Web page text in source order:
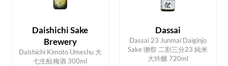
Daishichi Sake
Brewery
Daishichi Kimoto Umeshu 大
七生酛梅酒 300ml
ADD TO CART
Dassai
Dassai 23 Junmai Daiginjo
Sake 獺祭 二割三分23 純米
大吟釀 720ml
ADD TO CART